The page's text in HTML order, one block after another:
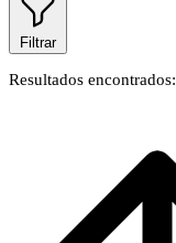
Filtrar
Resultados encontrados: